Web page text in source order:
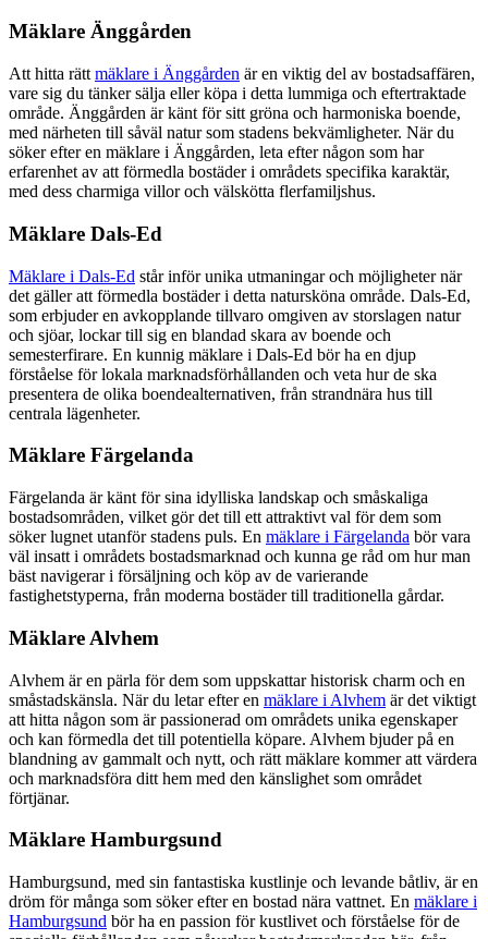
Mäklare Änggården
Att hitta rätt mäklare i Änggården är en viktig del av bostadsaffären,
vare sig du tänker sälja eller köpa i detta lummiga och eftertraktade
område. Änggården är känt för sitt gröna och harmoniska boende,
med närheten till såväl natur som stadens bekvämligheter. När du
söker efter en mäklare i Änggården, leta efter någon som har
erfarenhet av att förmedla bostäder i områdets specifika karaktär,
med dess charmiga villor och välskötta flerfamiljshus.
Mäklare Dals-Ed
Mäklare i Dals-Ed står inför unika utmaningar och möjligheter när
det gäller att förmedla bostäder i detta natursköna område. Dals-Ed,
som erbjuder en avkopplande tillvaro omgiven av storslagen natur
och sjöar, lockar till sig en blandad skara av boende och
semesterfirare. En kunnig mäklare i Dals-Ed bör ha en djup
förståelse för lokala marknadsförhållanden och veta hur de ska
presentera de olika boendealternativen, från strandnära hus till
centrala lägenheter.
Mäklare Färgelanda
Färgelanda är känt för sina idylliska landskap och småskaliga
bostadsområden, vilket gör det till ett attraktivt val för dem som
söker lugnet utanför stadens puls. En mäklare i Färgelanda bör vara
väl insatt i områdets bostadsmarknad och kunna ge råd om hur man
bäst navigerar i försäljning och köp av de varierande
fastighetstyperna, från moderna bostäder till traditionella gårdar.
Mäklare Alvhem
Alvhem är en pärla för dem som uppskattar historisk charm och en
småstadskänsla. När du letar efter en mäklare i Alvhem är det viktigt
att hitta någon som är passionerad om områdets unika egenskaper
och kan förmedla det till potentiella köpare. Alvhem bjuder på en
blandning av gammalt och nytt, och rätt mäklare kommer att värdera
och marknadsföra ditt hem med den känslighet som området
förtjänar.
Mäklare Hamburgsund
Hamburgsund, med sin fantastiska kustlinje och levande båtliv, är en
dröm för många som söker efter en bostad nära vattnet. En mäklare i
Hamburgsund bör ha en passion för kustlivet och förståelse för de